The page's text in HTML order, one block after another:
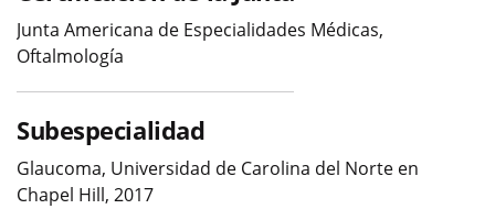
Junta Americana de Especialidades Médicas,
Oftalmología
Subespecialidad
Glaucoma, Universidad de Carolina del Norte en
Chapel Hill, 2017